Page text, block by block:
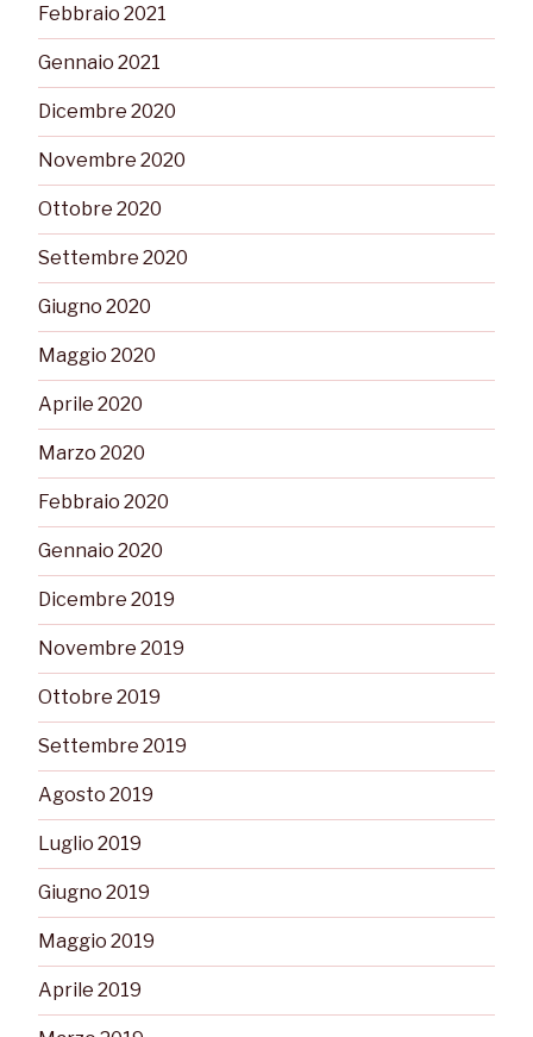
Febbraio 2021
Gennaio 2021
Dicembre 2020
Novembre 2020
Ottobre 2020
Settembre 2020
Giugno 2020
Maggio 2020
Aprile 2020
Marzo 2020
Febbraio 2020
Gennaio 2020
Dicembre 2019
Novembre 2019
Ottobre 2019
Settembre 2019
Agosto 2019
Luglio 2019
Giugno 2019
Maggio 2019
Aprile 2019